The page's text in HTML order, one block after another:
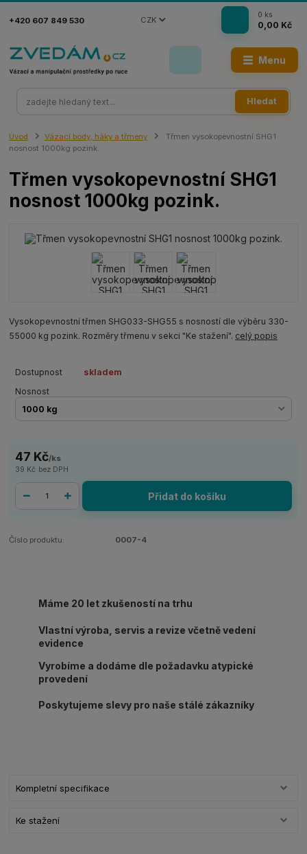
Menu
CZK
Hledat
+420 607 849 530
0 ks
0,00 Kč
Úvod Vázací body, háky a třmeny
Třmen vysokopevnostní SHG1
nosnost 1000kg pozink.
Třmen vysokopevnostní SHG1
nosnost 1000kg pozink.
Vysokopevnostní třmen SHG033-SHG55 s nosností dle výběru 330-
55000 kg pozink. Rozměry třmenu v sekci "Ke stažení". celý popis
Dostupnost
skladem
Nosnost
47 Kč/ks
39 Kč bez DPH
Přidat do košíku
Číslo produktu: 0007-4
Máme 20 let zkušeností na trhu
Vlastní výroba, servis a revize včetně vedení
evidence
Vyrobíme a dodáme dle požadavku atypické
provedení
Poskytujeme slevy pro naše stálé zákazníky
Kompletní specifikace
Ke stažení